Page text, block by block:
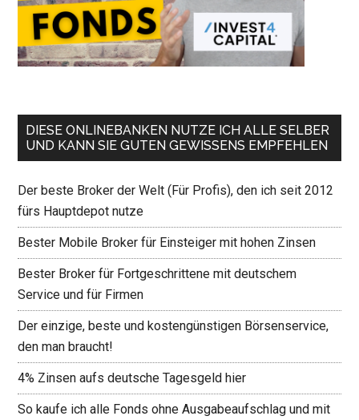
DIESE ONLINEBANKEN NUTZE ICH ALLE SELBER
UND KANN SIE GUTEN GEWISSENS EMPFEHLEN
Der beste Broker der Welt (Für Profis), den ich seit 2012
fürs Hauptdepot nutze
Bester Mobile Broker für Einsteiger mit hohen Zinsen
Bester Broker für Fortgeschrittene mit deutschem
Service und für Firmen
Der einzige, beste und kostengünstigen Börsenservice,
den man braucht!
4% Zinsen aufs deutsche Tagesgeld hier
So kaufe ich alle Fonds ohne Ausgabeaufschlag und mit